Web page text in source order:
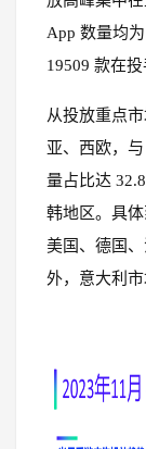
App 数量均
19509 款在
从投放重点
亚、西欧，
量占比达
韩地区。具
美国、德国
外，意大利市